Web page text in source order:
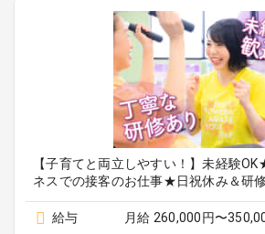
【子育てと両立しやすい！】未経験
ネスでの接客のお仕事★日祝休み＆研
給与
月給 260,000円〜